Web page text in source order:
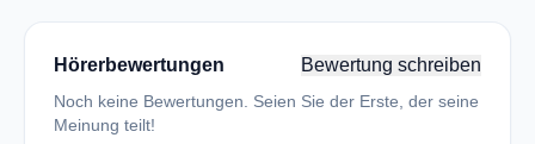
Hörerbewertungen Bewertung schreiben
Noch keine Bewertungen. Seien Sie der Erste, der seine
Meinung teilt!